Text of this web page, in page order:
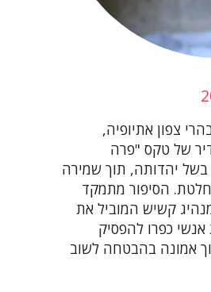
צפון אתיופיה,
של טקס "פרה
יהדותה, תוך שמירה
הסיפור מתמקד
קשיש המוביל את
כפרו להפסיק
אמונה בהבטחה לשוב